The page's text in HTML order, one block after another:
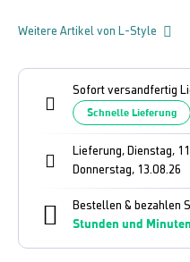
Weitere Artikel von L-Style
Sofort versandfertig
Schnelle Lieferung
Lieferung, Dienstag,
Donnerstag, 13.08.26
Bestellen & bezahlen
Stunden und Minuten